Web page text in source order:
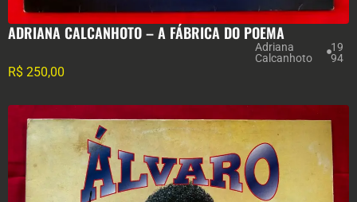
ADRIANA CALCANHOTO – A FÁBRICA DO POEMA
Adriana
Calcanhoto
19
94
R$ 250,00